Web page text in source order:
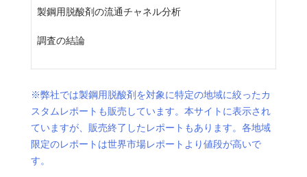
製鋼用脱酸剤の流通チャネル分析
調査の結論
※弊社では製鋼用脱酸剤を対象に特定の地域に絞ったカ
スタムレポートも販売しています。本サイトに表示され
ていますが、販売終了したレポートもあります。各地域
限定のレポートは世界市場レポートより値段が高いで
す。